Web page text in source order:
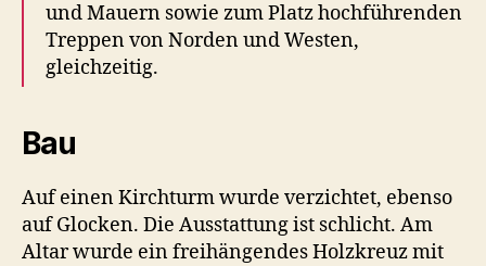
und Mauern sowie zum Platz hochführenden
Treppen von Norden und Westen,
gleichzeitig.
Bau
Auf einen Kirchturm wurde verzichtet, ebenso
auf Glocken. Die Ausstattung ist schlicht. Am
Altar wurde ein freihängendes Holzkreuz mit